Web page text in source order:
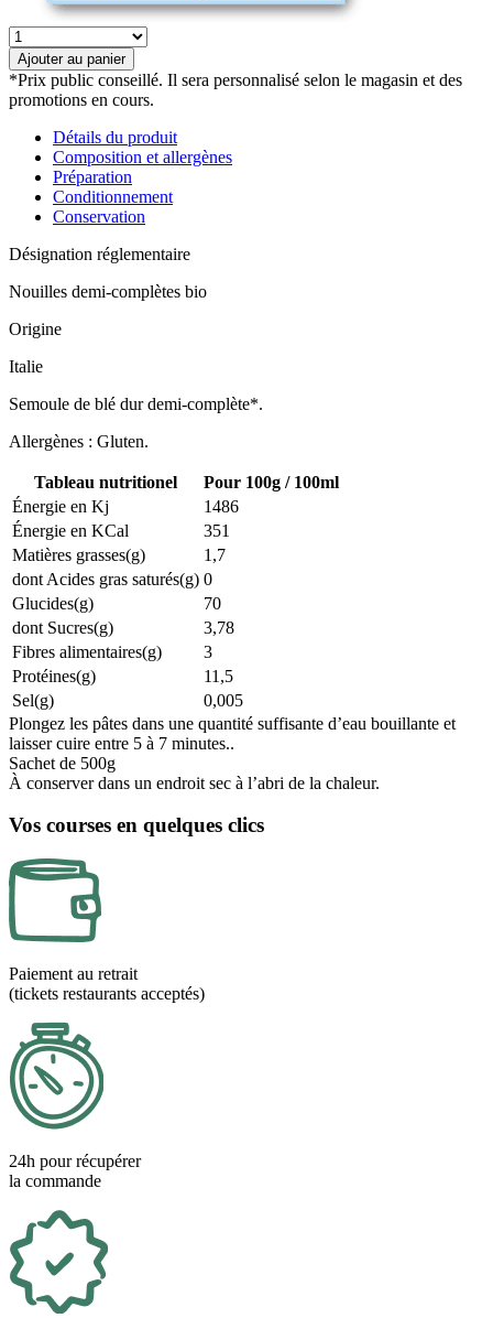
quantité
de
Nouilles
demi-
complets
Ajouter au panier
*Prix public conseillé. Il sera personnalisé selon le magasin et des
promotions en cours.
Détails du produit
Composition et allergènes
Préparation
Conditionnement
Conservation
Désignation réglementaire
Nouilles demi-complètes bio
Origine
Italie
Semoule de blé dur demi-complète*.
Allergènes : Gluten.
Tableau nutritionel
Pour 100g / 100ml
Énergie en Kj
1486
Énergie en KCal
351
Matières grasses(g)
1,7
dont Acides gras saturés(g) 0
Glucides(g)
70
dont Sucres(g)
3,78
Fibres alimentaires(g)
3
Protéines(g)
11,5
Sel(g)
0,005
Plongez les pâtes dans une quantité suffisante d’eau bouillante et
laisser cuire entre 5 à 7 minutes..
Sachet de 500g
À conserver dans un endroit sec à l’abri de la chaleur.
Vos courses en quelques clics
Paiement au retrait
(tickets restaurants acceptés)
24h pour récupérer
la commande